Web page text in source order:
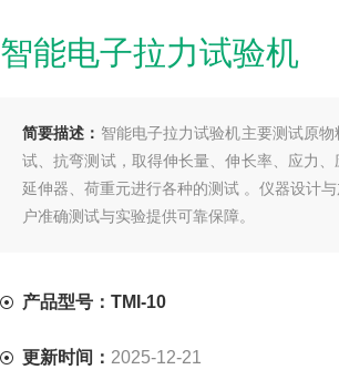
智能电子拉力试验机
简要描述： 智能电子拉力试验机主要测试原
试、抗弯测试，取得伸长量、伸长率、应力
延伸器、荷重元进行各种的测试 。仪器设计
户准确测试与实验提供可靠保障。
产品型号：TMI-10
更新时间： 2025-12-21